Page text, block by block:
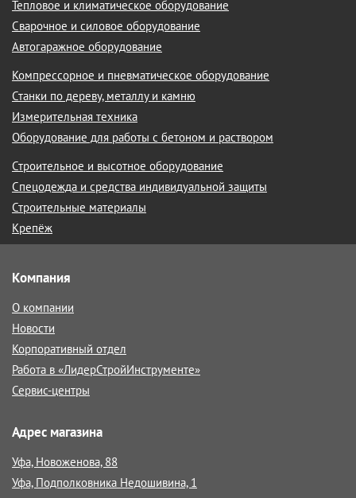
Тепловое и климатическое оборудование
Сварочное и силовое оборудование
Автогаражное оборудование
Компрессорное и пневматическое оборудование
Станки по дереву, металлу и камню
Измерительная техника
Оборудование для работы с бетоном и раствором
Строительное и высотное оборудование
Спецодежда и средства индивидуальной защиты
Строительные материалы
Крепёж
Компания
О компании
Новости
Корпоративный отдел
Работа в «ЛидерСтройИнструменте»
Сервис-центры
Адрес магазина
Уфа, Новоженова, 88
Уфа, Подполковника Недошивина, 1